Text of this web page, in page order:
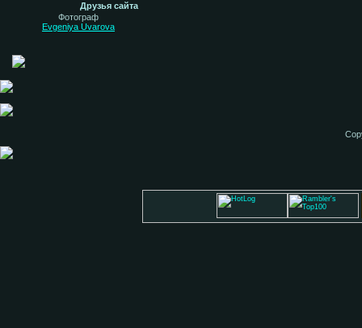
Друзья сайта
Фотограф
Evgeniya Uvarova